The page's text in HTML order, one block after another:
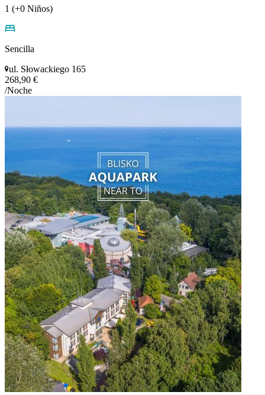
1 (+0 Niños)
Sencilla
ul. Słowackiego 165
268,90 €
/Noche